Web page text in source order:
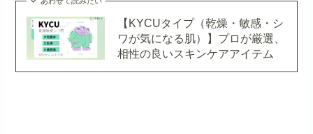
【KYCUタイプ（乾燥・敏感・シ
ワが気になる肌）】プロが厳選、
相性の良いスキンケアアイテム